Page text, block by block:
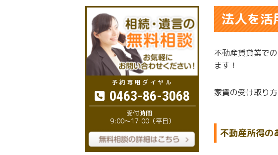
法人を活
不動産賃貸業で
ます！
家賃の受け取り
不動産所得の
0463-86-3068
9:00～17:00（平日）